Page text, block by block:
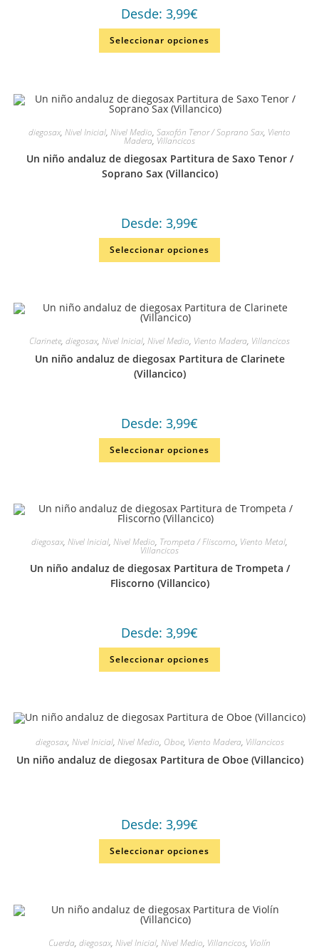
Desde: 3,99€
Seleccionar opciones
diegosax, Nivel Inicial, Nivel Medio, Saxofón Tenor / Soprano Sax, Viento
Madera, Villancicos
Un niño andaluz de diegosax Partitura de Saxo Tenor /
Soprano Sax (Villancico)
Desde: 3,99€
Seleccionar opciones
Clarinete, diegosax, Nivel Inicial, Nivel Medio, Viento Madera, Villancicos
Un niño andaluz de diegosax Partitura de Clarinete
(Villancico)
Desde: 3,99€
Seleccionar opciones
diegosax, Nivel Inicial, Nivel Medio, Trompeta / Fliscorno, Viento Metal,
Villancicos
Un niño andaluz de diegosax Partitura de Trompeta /
Fliscorno (Villancico)
Desde: 3,99€
Seleccionar opciones
diegosax, Nivel Inicial, Nivel Medio, Oboe, Viento Madera, Villancicos
Un niño andaluz de diegosax Partitura de Oboe (Villancico)
Desde: 3,99€
Seleccionar opciones
Cuerda, diegosax, Nivel Inicial, Nivel Medio, Villancicos, Violín